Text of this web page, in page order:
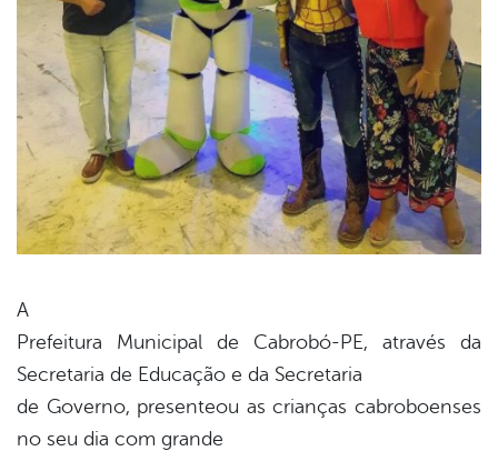
A
Prefeitura Municipal de Cabrobó-PE, através da
Secretaria de Educação e da Secretaria
de Governo, presenteou as crianças cabroboenses
no seu dia com grande